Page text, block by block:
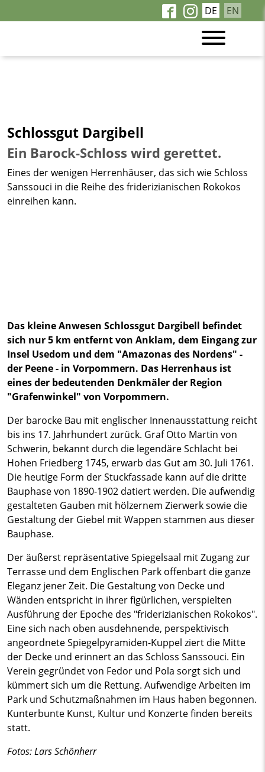
DE EN
Schlossgut Dargibell
Ein Barock-Schloss wird gerettet.
Eines der wenigen Herrenhäuser, das sich wie Schloss
Sanssouci in die Reihe des friderizianischen Rokokos
einreihen kann.
Das kleine Anwesen Schlossgut Dargibell befindet
sich nur 5 km entfernt von Anklam, dem Eingang zur
Insel Usedom und dem "Amazonas des Nordens" -
der Peene - in Vorpommern. Das Herrenhaus ist
eines der bedeutenden Denkmäler der Region
"Grafenwinkel" von Vorpommern.
Der barocke Bau mit englischer Innenausstattung reicht
bis ins 17. Jahrhundert zurück. Graf Otto Martin von
Schwerin, bekannt durch die legendäre Schlacht bei
Hohen Friedberg 1745, erwarb das Gut am 30. Juli 1761.
Die heutige Form der Stuckfassade kann auf die dritte
Bauphase von 1890-1902 datiert werden. Die aufwendig
gestalteten Gauben mit hölzernem Zierwerk sowie die
Gestaltung der Giebel mit Wappen stammen aus dieser
Bauphase.
Der äußerst repräsentative Spiegelsaal mit Zugang zur
Terrasse und dem Englischen Park offenbart die ganze
Eleganz jener Zeit. Die Gestaltung von Decke und
Wänden entspricht in ihrer figürlichen, verspielten
Ausführung der Epoche des "friderizianischen Rokokos".
Eine sich nach oben ausdehnende, perspektivisch
angeordnete Spiegelpyramiden-Kuppel ziert die Mitte
der Decke und erinnert an das Schloss Sanssouci. Ein
Verein gegründet von Fedor und Pola sorgt sich und
kümmert sich um die Rettung. Aufwendige Arbeiten im
Park und Schutzmaßnahmen im Haus haben begonnen.
Kunterbunte Kunst, Kultur und Konzerte finden bereits
statt.
Fotos: Lars Schönherr